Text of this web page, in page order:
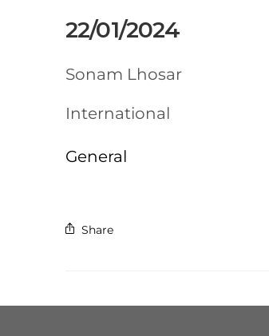
22/01/2024
Sonam Lhosar
International
General
Share